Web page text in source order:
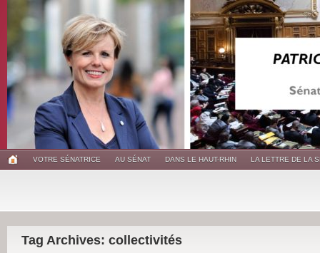
VOTRE SÉNATRICE AU SÉNAT DANS LE HAUT-RHIN LA LETTRE DE LA
Tag Archives: collectivités